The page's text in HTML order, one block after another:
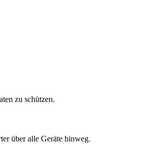
zu schützen.
über alle Geräte hinweg.